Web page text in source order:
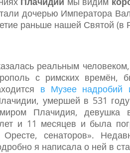
дочерью Императора
раньше нашей Святой
реальным
с римских времён,
в Музее
умершей в 531
Плачидия, девушка
и 11 месяцев и была
сенаторов».
я написала о ней в